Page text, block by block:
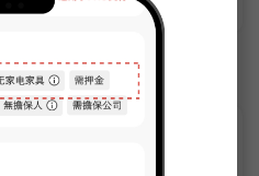
Share House